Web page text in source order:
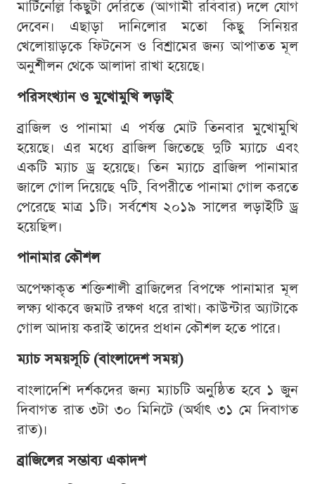
মার্টিনেল্লি কিছুটা দেরিতে (আগামী রবিবার) দলে যোগ
দেবেন। এছাড়া দানিলোর মতো কিছু সিনিয়র
খেলোয়াড়কে ফিটনেস ও বিশ্রামের জন্য আপাতত মূল
অনুশীলন থেকে আলাদা রাখা হয়েছে।
পরিসংখ্যান ও মুখোমুখি লড়াই
ব্রাজিল ও পানামা এ পর্যন্ত মোট তিনবার মুখোমুখি
হয়েছে। এর মধ্যে ব্রাজিল জিতেছে দুটি ম্যাচে এবং
একটি ম্যাচ ড্র হয়েছে। তিন ম্যাচে ব্রাজিল পানামার
জালে গোল দিয়েছে ৭টি, বিপরীতে পানামা গোল করতে
পেরেছে মাত্র ১টি। সর্বশেষ ২০১৯ সালের লড়াইটি ড্র
হয়েছিল।
পানামার কৌশল
অপেক্ষাকৃত শক্তিশালী ব্রাজিলের বিপক্ষে পানামার মূল
লক্ষ্য থাকবে জমাট রক্ষণ ধরে রাখা। কাউন্টার অ্যাটাকে
গোল আদায় করাই তাদের প্রধান কৌশল হতে পারে।
ম্যাচ সময়সূচি (বাংলাদেশ সময়)
বাংলাদেশি দর্শকদের জন্য ম্যাচটি অনুষ্ঠিত হবে ১ জুন
দিবাগত রাত ৩টা ৩০ মিনিটে (অর্থাৎ ৩১ মে দিবাগত
রাত)।
ব্রাজিলের সম্ভাব্য একাদশ